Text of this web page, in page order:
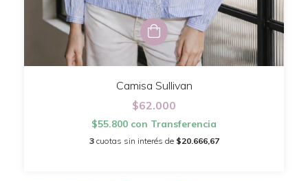
Camisa Sullivan
$62.000
$55.800 con Transferencia
3 cuotas sin interés de $20.666,67